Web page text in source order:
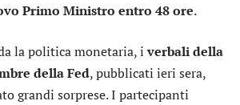
Primo Ministro entro 48 ore.
la politica monetaria, iverbali della
della Fed, pubblicati ieri sera,
grandi sorprese. I partecipanti